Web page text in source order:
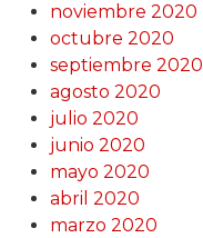
noviembre 2020
octubre 2020
septiembre 2020
agosto 2020
julio 2020
junio 2020
mayo 2020
abril 2020
marzo 2020